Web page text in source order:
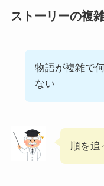
ストーリーの複
物語が複雑で
ない
順を追